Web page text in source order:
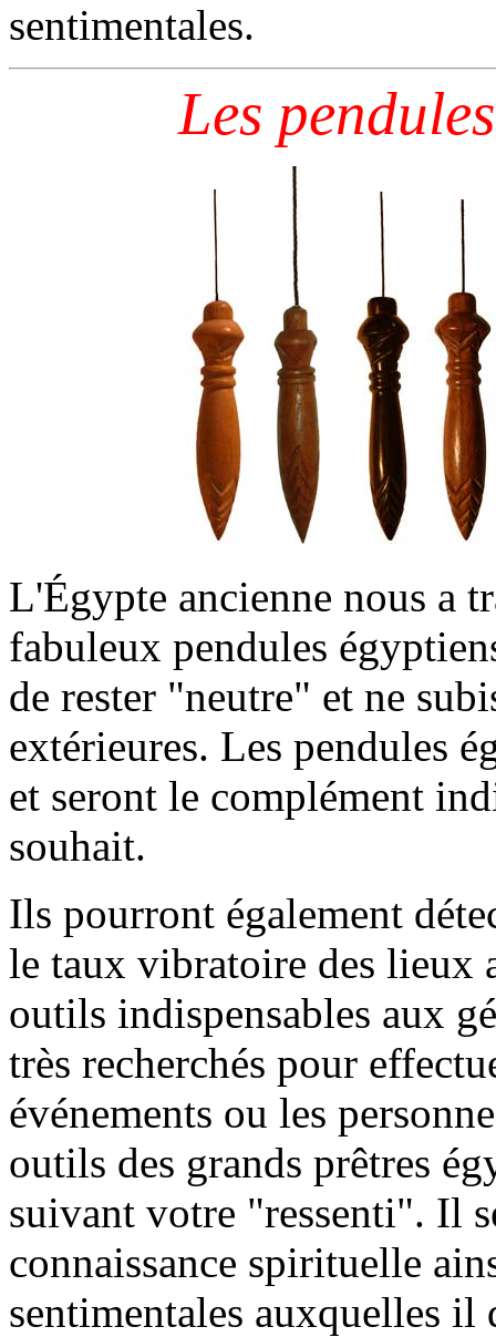
sentimentales.
Les
L'Égypte ancienne nous a
fabuleux pendules
de rester "neutre" et ne
extérieures. Les pendules
et seront le complément
souhait.
Ils pourront également
le taux vibratoire des lieux
outils indispensables aux
très recherchés pour
événements ou les
outils des grands prêtres
suivant votre "ressenti". Il
connaissance spirituelle
sentimentales auxquelles